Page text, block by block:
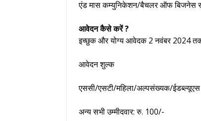
एंड मास कम्युनिकेशन/बैचलर ऑफ बिजनेस
आवेदन कैसे करें ?
इच्छुक और योग्य आवेदक 2 नवंबर 2024
आवेदन शुल्क
एससी/एसटी/महिला/अल्पसंख्यक/ईडब्ल्यूएस
अन्य सभी उम्मीदवार: रु. 100/-